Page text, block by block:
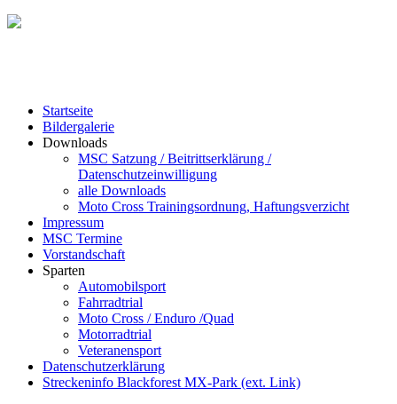
Startseite
Bildergalerie
Downloads
MSC Satzung / Beitrittserklärung /
Datenschutzeinwilligung
alle Downloads
Moto Cross Trainingsordnung, Haftungsverzicht
Impressum
MSC Termine
Vorstandschaft
Sparten
Automobilsport
Fahrradtrial
Moto Cross / Enduro /Quad
Motorradtrial
Veteranensport
Datenschutzerklärung
Streckeninfo Blackforest MX-Park (ext. Link)